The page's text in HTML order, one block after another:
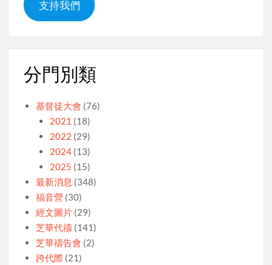
支持我們
分門別類
基督徒大會 (76)
2021 (18)
2022 (29)
2024(13)
2025 (15)
最新消息 (348)
福音營 (30)
經文圖片 (29)
芝華代禱 (141)
芝華禱告會 (2)
跨代際 (21)